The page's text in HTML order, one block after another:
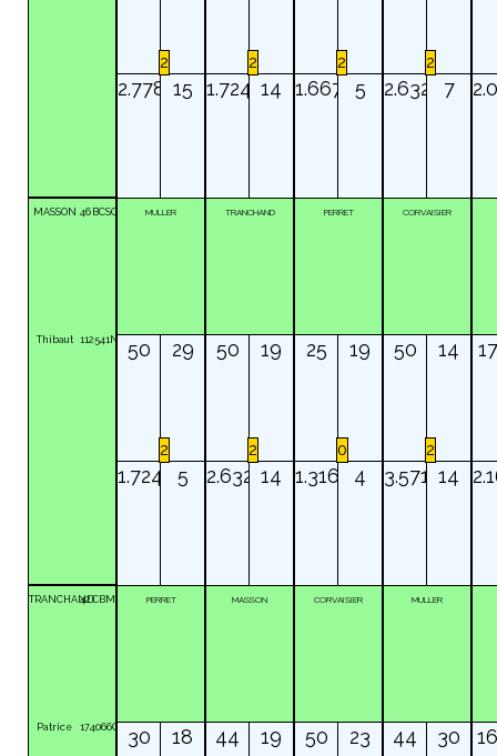
2.778 15
2
1.724 14
2
1.667 5
2
2.632 7
2
MASSON 46 BCSG
Thibaut 112541N
MULLER
50 29
1.724 5
2
TRANCHAND
50 19
2.632 14
2
PERRET
25 19
1.316 4
0
CORVAISIER
50 14
3.571 14
2
TRANCHAND
42CBM
Patrice 174066C
PERRET
30 18
MASSON
44 19
CORVAISIER
50 23
MULLER
44 30